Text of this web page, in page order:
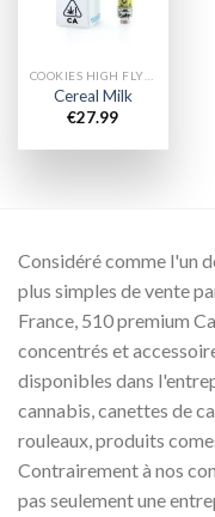
Cereal Milk
€27.99
Considéré comme l'un
plus simples de vente
France, 510 premium
concentrés et
disponibles dans
cannabis, canettes de
rouleaux, produits
Contrairement à nos
pas seulement une